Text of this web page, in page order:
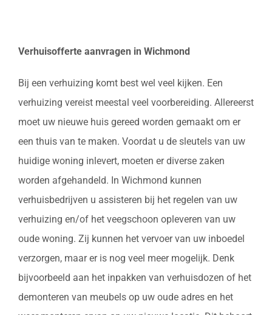
Verhuisofferte aanvragen in Wichmond
Bij een verhuizing komt best wel veel kijken. Een
verhuizing vereist meestal veel voorbereiding. Allereerst
moet uw nieuwe huis gereed worden gemaakt om er
een thuis van te maken. Voordat u de sleutels van uw
huidige woning inlevert, moeten er diverse zaken
worden afgehandeld. In Wichmond kunnen
verhuisbedrijven u assisteren bij het regelen van uw
verhuizing en/of het veegschoon opleveren van uw
oude woning. Zij kunnen het vervoer van uw inboedel
verzorgen, maar er is nog veel meer mogelijk. Denk
bijvoorbeeld aan het inpakken van verhuisdozen of het
demonteren van meubels op uw oude adres en het